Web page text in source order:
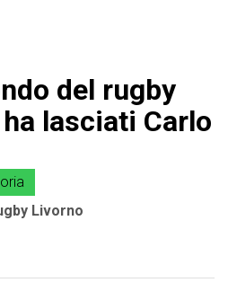
del rugby
lasciati Carlo
Livorno